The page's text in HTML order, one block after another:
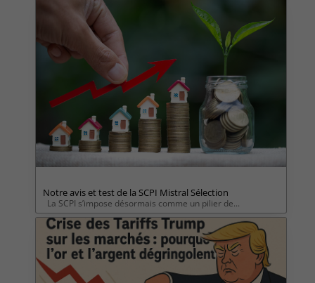
Notre avis et test de la SCPI Mistral Sélection
La SCPI s’impose désormais comme un pilier de...